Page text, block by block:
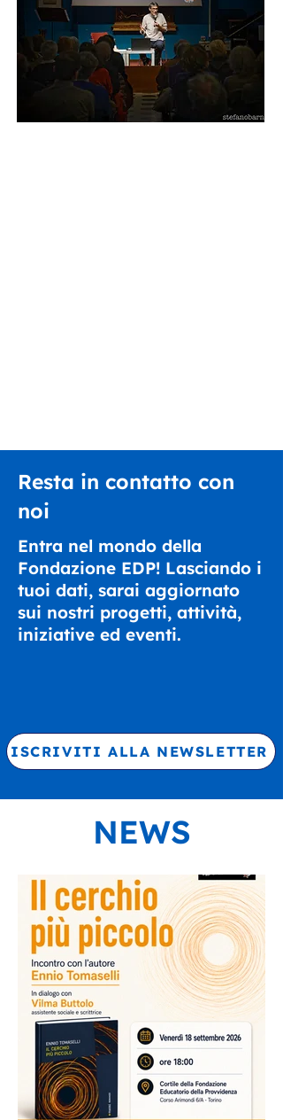
Resta in contatto con
noi
Entra nel mondo della
Fondazione EDP! Lasciando i
tuoi dati, sarai aggiornato
sui nostri progetti, attività,
iniziative ed eventi.
ISCRIVITI ALLA NEWSLETTER
NEWS